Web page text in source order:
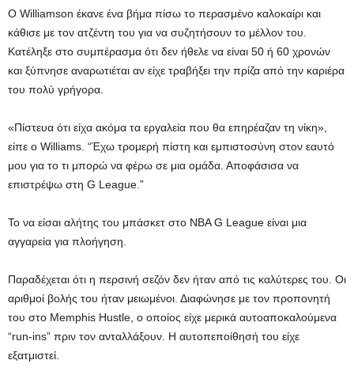
Ο Williamson έκανε ένα βήμα πίσω το περασμένο καλοκαίρι και
κάθισε με τον ατζέντη του για να συζητήσουν το μέλλον του.
Κατέληξε στο συμπέρασμα ότι δεν ήθελε να είναι 50 ή 60 χρονών
και ξύπνησε αναρωτιέται αν είχε τραβήξει την πρίζα από την καριέρα
του πολύ γρήγορα.
«Πίστευα ότι είχα ακόμα τα εργαλεία που θα επηρέαζαν τη νίκη»,
είπε ο Williams. “Έχω τρομερή πίστη και εμπιστοσύνη στον εαυτό
μου για το τι μπορώ να φέρω σε μια ομάδα. Αποφάσισα να
επιστρέψω στη G League.”
Το να είσαι αλήτης του μπάσκετ στο NBA G League είναι μια
αγγαρεία για πλοήγηση.
Παραδέχεται ότι η περσινή σεζόν δεν ήταν από τις καλύτερες του. Οι
αριθμοί βολής του ήταν μειωμένοι. Διαφώνησε με τον προπονητή
του στο Memphis Hustle, ο οποίος είχε μερικά αυτοαποκαλούμενα
“run-ins” πριν τον ανταλλάξουν. Η αυτοπεποίθησή του είχε
εξατμιστεί.